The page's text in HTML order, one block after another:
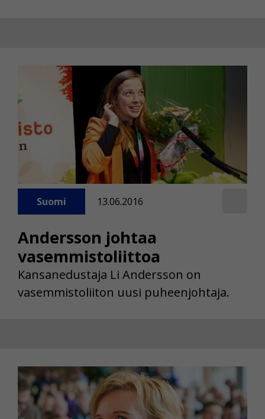
Andersson johtaa
vasemmistoliittoa
Suomi 13.06.2016
Kansanedustaja Li Andersson on
vasemmistoliiton uusi puheenjohtaja.